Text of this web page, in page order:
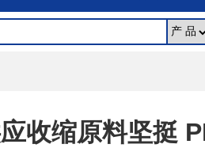
收缩原料坚挺